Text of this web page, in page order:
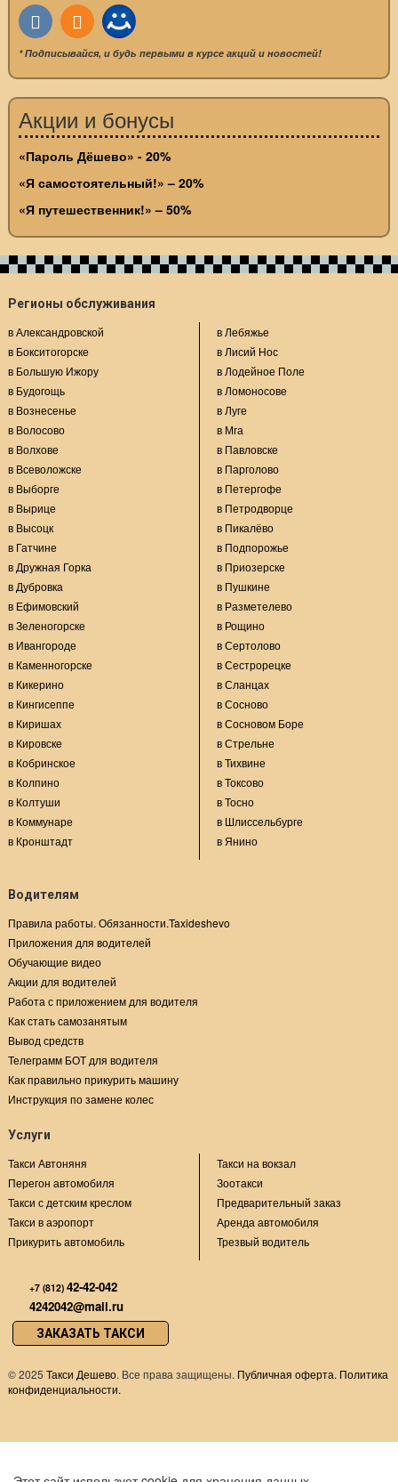
* Подписывайся, и будь первыми в курсе акций и новостей!
Акции и бонусы
«Пароль Дёшево» - 20%
«Я самостоятельный!» – 20%
«Я путешественник!» – 50%
Регионы обслуживания
в Александровской
в Бокситогорске
в Большую Ижору
в Будогощь
в Вознесенье
в Волосово
в Волхове
в Всеволожске
в Выборге
в Вырице
в Высоцк
в Гатчине
в Дружная Горка
в Дубровка
в Ефимовский
в Зеленогорске
в Ивангороде
в Каменногорске
в Кикерино
в Кингисеппе
в Киришах
в Кировске
в Кобринское
в Колпино
в Колтуши
в Коммунаре
в Кронштадт
в Лебяжье
в Лисий Нос
в Лодейное Поле
в Ломоносове
в Луге
в Мга
в Павловске
в Парголово
в Петергофе
в Петродворце
в Пикалёво
в Подпорожье
в Приозерске
в Пушкине
в Разметелево
в Рощино
в Сертолово
в Сестрорецке
в Сланцах
в Сосново
в Сосновом Боре
в Стрельне
в Тихвине
в Токсово
в Тосно
в Шлиссельбурге
в Янино
Водителям
Правила работы. Обязанности.Taxideshevo
Приложения для водителей
Обучающие видео
Акции для водителей
Работа с приложением для водителя
Как стать самозанятым
Вывод средств
Телеграмм БОТ для водителя
Как правильно прикурить машину
Инструкция по замене колес
Услуги
Такси Автоняня
Перегон автомобиля
Такси с детским креслом
Такси в аэропорт
Прикурить автомобиль
Такси на вокзал
Зоотакси
Предварительный заказ
Аренда автомобиля
Трезвый водитель
+7 (812) 42-42-042
4242042@mail.ru
ЗАКАЗАТЬ ТАКСИ
©2025 Такси Дешево. Все права защищены. Публичная оферта. Политика
конфиденциальности.